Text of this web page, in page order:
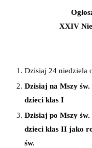
XXIV
Dzisiaj 24 niedziela
Dzisiaj na Mszy św.
dzieci klas I
Dzisiaj po Mszy św.
dzieci klas II jako
św.